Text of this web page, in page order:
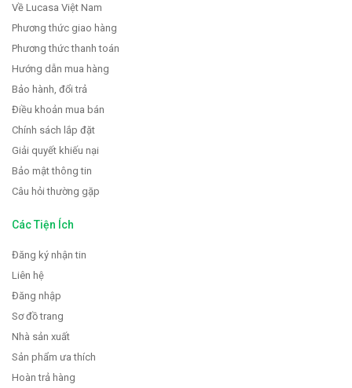
Về Lucasa Việt Nam
Phương thức giao hàng
Phương thức thanh toán
Hướng dẫn mua hàng
Bảo hành, đổi trả
Điều khoản mua bán
Chính sách lắp đặt
Giải quyết khiếu nại
Bảo mật thông tin
Câu hỏi thường gặp
Các Tiện Ích
Đăng ký nhận tin
Liên hệ
Đăng nhập
Sơ đồ trang
Nhà sản xuất
Sản phẩm ưa thích
Hoàn trả hàng